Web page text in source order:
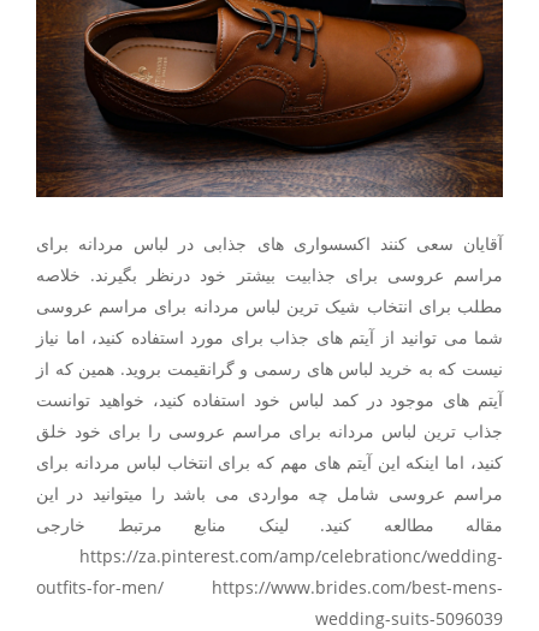
آقایان سعی کنند اکسسواری های جذابی در لباس مردانه برای
مراسم عروسی برای جذابیت بیشتر خود درنظر بگیرند. خلاصه
مطلب برای انتخاب شیک ترین لباس مردانه برای مراسم عروسی
شما می توانید از آیتم های جذاب برای مورد استفاده کنید، اما نیاز
نیست که به خرید لباس های رسمی و گرانقیمت بروید. همین که از
آیتم های موجود در کمد لباس خود استفاده کنید، خواهید توانست
جذاب ترین لباس مردانه برای مراسم عروسی را برای خود خلق
کنید، اما اینکه این آیتم های مهم که برای انتخاب لباس مردانه برای
مراسم عروسی شامل چه مواردی می باشد را میتوانید در این
مقاله مطالعه کنید. لینک منابع مرتبط خارجی
https://za.pinterest.com/amp/celebrationc/wedding-
outfits-for-men/ https://www.brides.com/best-mens-
wedding-suits-5096039